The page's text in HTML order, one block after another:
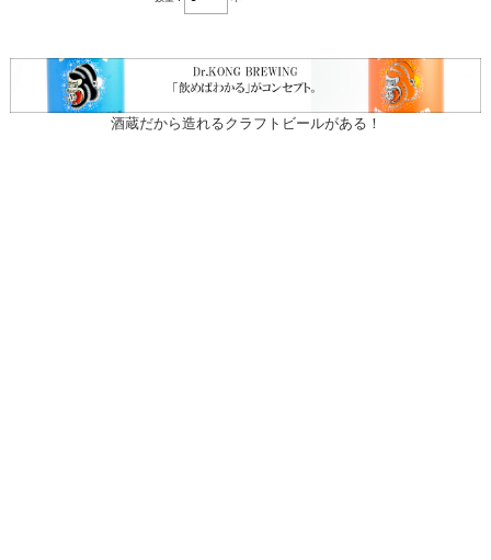
酒蔵だから造れるクラフトビールがある！